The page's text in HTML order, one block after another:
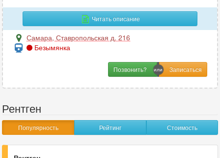
Читать описание
Самара, Ставропольская д. 216
Безымянка
Позвонить?
Рентген
Популярность Рейтинг Стоимость